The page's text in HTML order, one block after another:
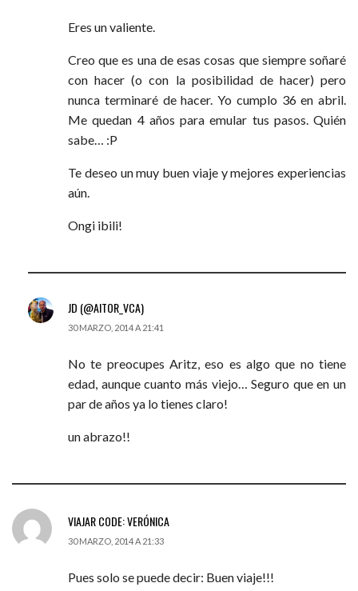
Eres un valiente.
Creo que es una de esas cosas que siempre soñaré
con hacer (o con la posibilidad de hacer) pero
nunca terminaré de hacer. Yo cumplo 36 en abril.
Me quedan 4 años para emular tus pasos. Quién
sabe… :P
Te deseo un muy buen viaje y mejores experiencias
aún.
Ongi ibili!
JD (@AITOR_VCA)
30 MARZO, 2014 A 21:41
No te preocupes Aritz, eso es algo que no tiene
edad, aunque cuanto más viejo… Seguro que en un
par de años ya lo tienes claro!
un abrazo!!
VIAJAR CODE: VERÓNICA
30 MARZO, 2014 A 21:33
Pues solo se puede decir: Buen viaje!!!